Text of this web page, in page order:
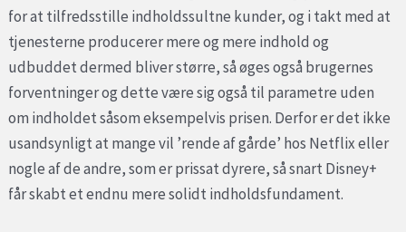
for at tilfredsstille indholdssultne kunder, og i takt med at
tjenesterne producerer mere og mere indhold og
udbuddet dermed bliver større, så øges også brugernes
forventninger og dette være sig også til parametre uden
om indholdet såsom eksempelvis prisen. Derfor er det ikke
usandsynligt at mange vil ’rende af gårde’ hos Netflix eller
nogle af de andre, som er prissat dyrere, så snart Disney+
får skabt et endnu mere solidt indholdsfundament.